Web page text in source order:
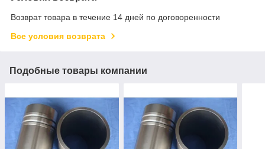
Возврат товара в течение 14 дней по договоренности
Все условия возврата
Подобные товары компании